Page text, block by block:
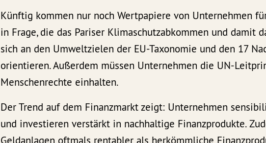
Künftig kommen nur noch Wertpapiere von Unternehmen
in Frage, die das Pariser Klimaschutzabkommen und damit
sich an den Umweltzielen der EU-Taxonomie und den 17
orientieren. Außerdem müssen Unternehmen die UN-
Menschenrechte einhalten.
Der Trend auf dem Finanzmarkt zeigt: Unternehmen
und investieren verstärkt in nachhaltige Finanzprodukte.
Geldanlagen oftmals rentabler als herkömmliche